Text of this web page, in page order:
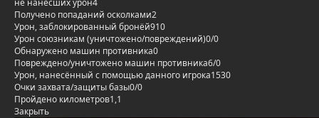
не нанёсших урон4
Получено попаданий осколками2
Урон, заблокированный бронёй910
Урон союзникам (уничтожено/повреждений)0/0
Обнаружено машин противника0
Повреждено/уничтожено машин противника6/0
Урон, нанесённый с помощью данного игрока1530
Очки захвата/защиты базы0/0
Пройдено километров1,1
Закрыть